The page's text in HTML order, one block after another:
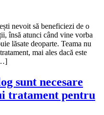
nevoit să beneficiezi de o
însă atunci când vine vorba
lăsate deoparte. Teama nu
mai ales dacă este
sunt necesare
tratament pentru